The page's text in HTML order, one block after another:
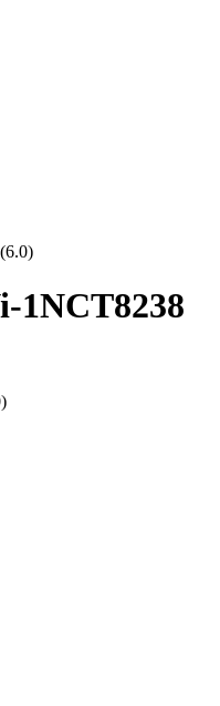
1NCT8238